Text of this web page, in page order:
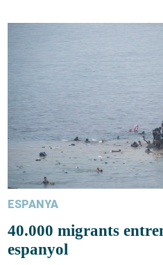
ESPANYA
40.000 migrants
espanyol